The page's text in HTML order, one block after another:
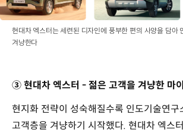
현대차 엑스터는 세련된 디자인에 풍부한 편의 사양을 담아
겨냥한다
③ 현대차 엑스터 - 젊은 고객을 겨냥한 마
현지화 전략이 성숙해질수록 인도기술연구
고객층을 겨냥하기 시작했다. 현대차 엑스